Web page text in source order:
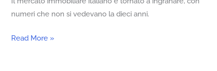
numeri che non si vedevano la dieci anni.
Read More »